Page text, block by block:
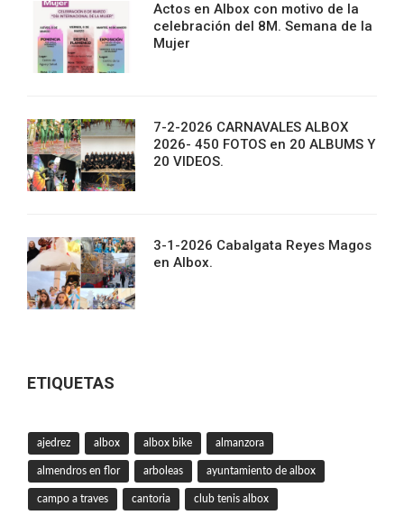
Actos en Albox con motivo de la
celebración del 8M. Semana de la
Mujer
7-2-2026 CARNAVALES ALBOX
2026- 450 FOTOS en 20 ALBUMS Y
20 VIDEOS.
3-1-2026 Cabalgata Reyes Magos
en Albox.
ETIQUETAS
ajedrez albox albox bike almanzora
almendros en flor arboleas ayuntamiento de albox
campo a traves cantoria club tenis albox